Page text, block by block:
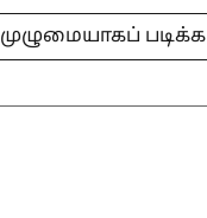
முழுமையாகப் படிக்க